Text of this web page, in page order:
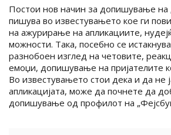
Постои нов начин за допишување на
пишува во известувањето кое ги
на ажурирање на апликациите,
можности. Така, посебно се
разнобоен изглед на четовите,
емоџи, допишување на пријателите
Во известувањето стои дека и да не
апликацијата, може да почнете да
допишување од профилот на